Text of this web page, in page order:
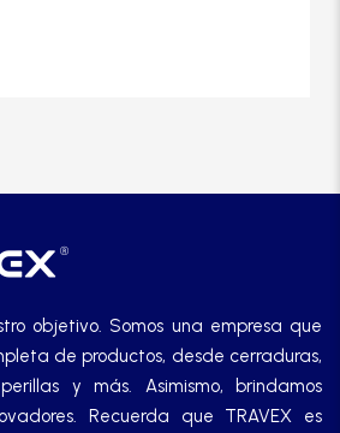
objetivo. Somos una empresa que
de productos, desde cerraduras,
y más. Asimismo, brindamos
Recuerda que TRAVEX es